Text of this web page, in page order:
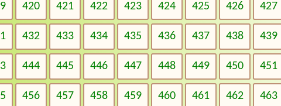
420 421 422 423 424 425 426 427
432 433 434 435 436 437 438 439
444 445 446 447 448 449 450 451
456 457 458 459 460 461 462 463